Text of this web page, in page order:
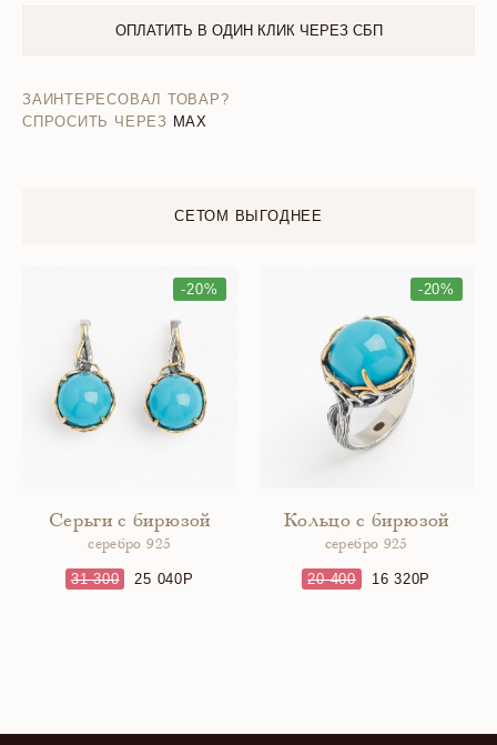
ОПЛАТИТЬ В ОДИН КЛИК ЧЕРЕЗ СБП
ЗАИНТЕРЕСОВАЛ ТОВАР?
СПРОСИТЬ ЧЕРЕЗ MAX
СЕТОМ ВЫГОДНЕЕ
-20%
Серьги с бирюзой
серебро 925
31 300 25 040
-20%
Кольцо с бирюзой
серебро 925
20 400 16 320